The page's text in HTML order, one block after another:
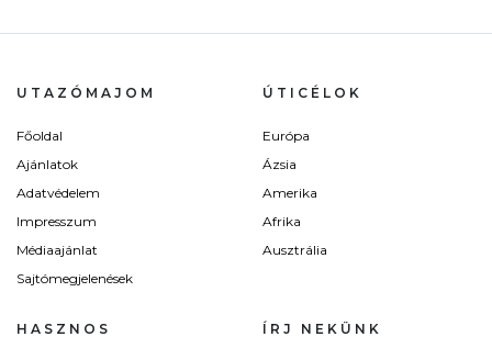
UTAZÓMAJOM
Főoldal
Ajánlatok
Adatvédelem
Impresszum
Médiaajánlat
Sajtómegjelenések
ÚTICÉLOK
Európa
Ázsia
Amerika
Afrika
Ausztrália
HASZNOS ÍRJ NEKÜNK